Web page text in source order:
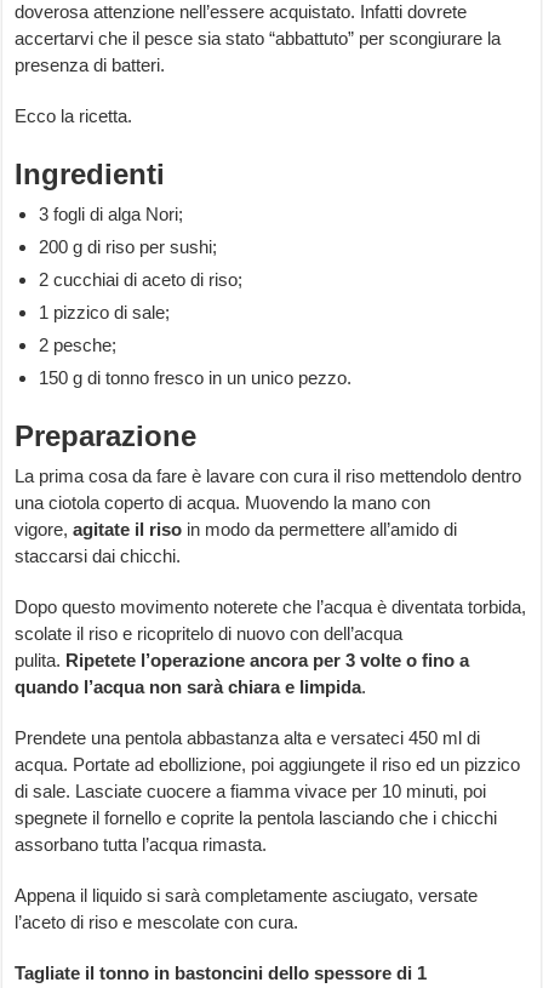
doverosa attenzione nell’essere acquistato. Infatti dovrete
accertarvi che il pesce sia stato “abbattuto” per scongiurare la
presenza di batteri.
Ecco la ricetta.
Ingredienti
3 fogli di alga Nori;
200 g di riso per sushi;
2 cucchiai di aceto di riso;
1 pizzico di sale;
2 pesche;
150 g di tonno fresco in un unico pezzo.
Preparazione
La prima cosa da fare è lavare con cura il riso mettendolo dentro
una ciotola coperto di acqua. Muovendo la mano con
vigore, agitate il riso in modo da permettere all’amido di
staccarsi dai chicchi.
Dopo questo movimento noterete che l’acqua è diventata torbida,
scolate il riso e ricopritelo di nuovo con dell’acqua
pulita. Ripetete l’operazione ancora per 3 volte o fino a
quando l’acqua non sarà chiara e limpida.
Prendete una pentola abbastanza alta e versateci 450 ml di
acqua. Portate ad ebollizione, poi aggiungete il riso ed un pizzico
di sale. Lasciate cuocere a fiamma vivace per 10 minuti, poi
spegnete il fornello e coprite la pentola lasciando che i chicchi
assorbano tutta l’acqua rimasta.
Appena il liquido si sarà completamente asciugato, versate
l’aceto di riso e mescolate con cura.
Tagliate il tonno in bastoncini dello spessore di 1